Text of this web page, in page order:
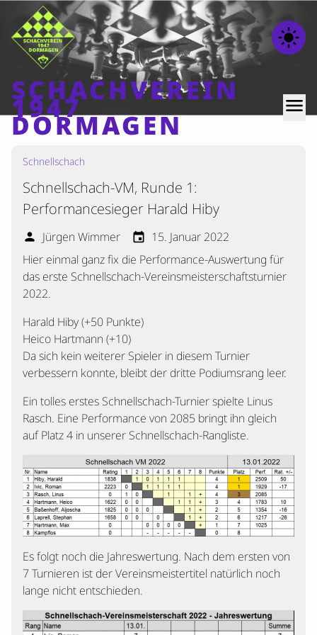
light_mode
SCHACHVEREIN
1947
DORMAGEN
menu
Home
Beiträge
Mannschaften
Ranglisten
Termine
Verschiedenes
Kontakt
Schnellschach
Schnellschach-VM, Runde 1:
Performancesieger Harald Hiby
person Jürgen Wimmer event 15. Januar 2022
Hier einmal ganz fix die Performance-Auswertung für
das erste Schnellschach-Vereinsmeisterschaftsturnier
2022.
Harald Hiby (+50 Punkte)
Heico Hartmann (+10)
Da sich kein weiterer Spieler in diesem Turnier
verbessern konnte, bleibt der dritte Podiumsrang leer.
Ein tolles erstes Schnellschach-Turnier spielte Linus
Rasch. Eine Performance von 2085 bringt ihn gleich
auf Platz 4 in unserer Schnellschach-Rangliste.
Es folgt noch die Jahreswertung. Nach dem ersten von
7 Turnieren ist der Vereinsmeistertitel natürlich noch
lange nicht entschieden.